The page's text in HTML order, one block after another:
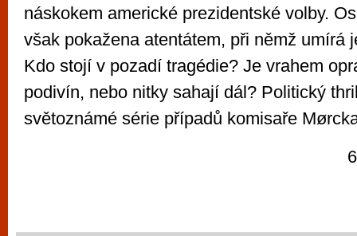
náskokem americké prezidentské volby.
však pokažena atentátem, při němž umírá
Kdo stojí v pozadí tragédie? Je vrahem
podivín, nebo nitky sahají dál? Politický
světoznámé série případů komisaře